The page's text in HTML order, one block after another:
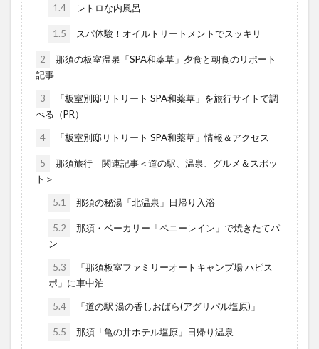
1.4 レトロな内風呂
1.5 スパ体験！オイルトリートメントでスッキリ
2
那須の板室温泉「SPA和薬草」夕食と朝食のリポート
記事
3
「板室別邸リトリート SPA和薬草」を旅行サイトで調
べる（PR）
4 「板室別邸リトリート SPA和薬草」情報＆アクセス
5
那須旅行 関連記事＜道の駅、温泉、グルメ＆スポッ
ト＞
5.1 那須の秘湯「北温泉」日帰り入浴
5.2
那須・ベーカリー「ペニーレイン」で焼きたてパ
ン
5.3
「那須板室ファミリーオートキャンプ場 ハピス
ポ」に車中泊
5.4 「道の駅 湯の香しおばら(アグリパル塩原)」
5.5 那須「亀の井ホテル塩原」日帰り温泉